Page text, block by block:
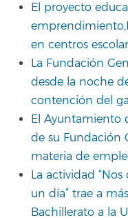
El proyecto
en centros
La Fundación
desde la noche
contención del
El Ayuntamiento
de su Fundación
materia de
La actividad
un día” trae a
Bachillerato a la